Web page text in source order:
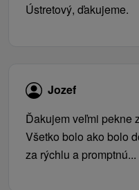
Ústretový, ďakujeme.
Jozef
Ďakujem veľmi pekne
Všetko bolo ako bolo
za rýchlu a promptnú...